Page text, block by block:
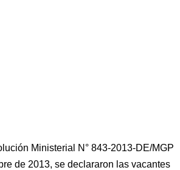
Ministerial N° 843-2013-DE/MGP
de 2013, se declararon las vacantes